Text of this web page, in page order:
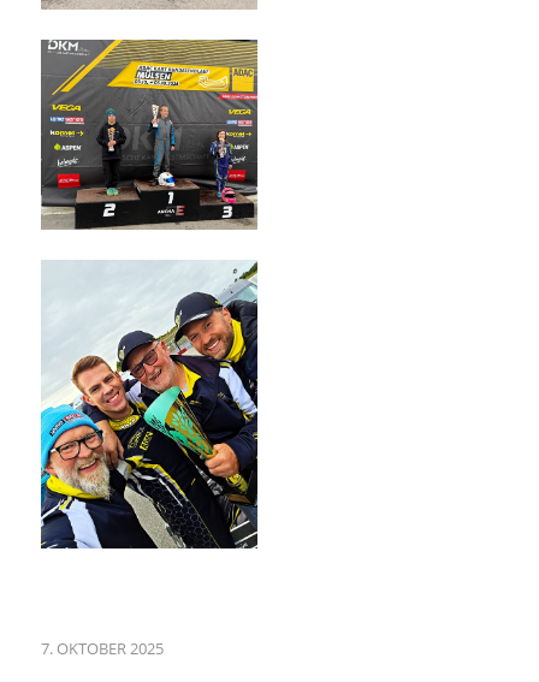
7. OKTOBER 2025